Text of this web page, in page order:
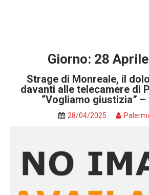
Giorno: 28
Strage di Monreale, il
davanti alle telecamere di
“Vogliamo giustizia” –
28/04/2025